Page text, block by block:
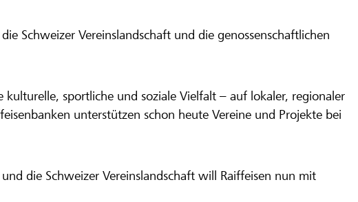
Schweizer Vereinslandschaft und die genossenschaftlichen
kulturelle, sportliche und soziale Vielfalt – auf lokaler, regionaler
unterstützen schon heute Vereine und Projekte bei
die Schweizer Vereinslandschaft will Raiffeisen nun mit